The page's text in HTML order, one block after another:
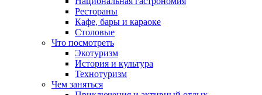
Рестораны
Кафе, бары и караоке
Столовые
Что посмотреть
Экотуризм
История и культура
Технотуризм
Чем заняться